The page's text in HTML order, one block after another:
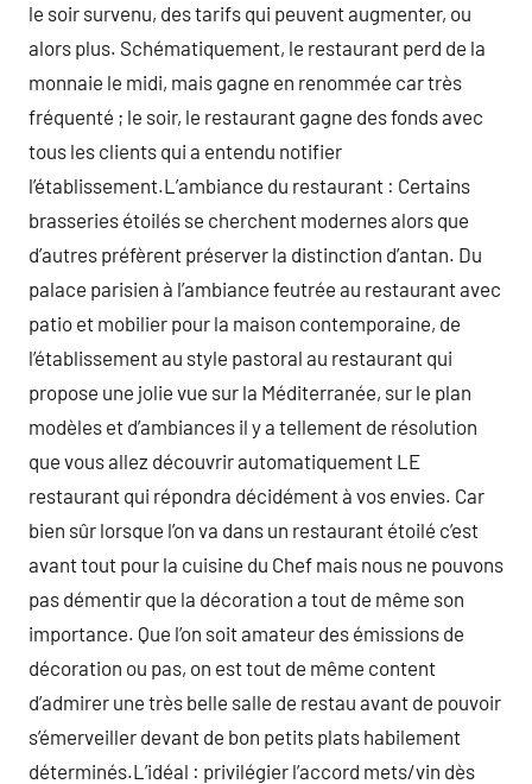
le soir survenu, des tarifs qui peuvent augmenter, ou
alors plus. Schématiquement, le restaurant perd de la
monnaie le midi, mais gagne en renommée car très
fréquenté ; le soir, le restaurant gagne des fonds avec
tous les clients qui a entendu notifier
l’établissement.L’ambiance du restaurant : Certains
brasseries étoilés se cherchent modernes alors que
d’autres préfèrent préserver la distinction d’antan. Du
palace parisien à l’ambiance feutrée au restaurant avec
patio et mobilier pour la maison contemporaine, de
l’établissement au style pastoral au restaurant qui
propose une jolie vue sur la Méditerranée, sur le plan
modèles et d’ambiances il y a tellement de résolution
que vous allez découvrir automatiquement LE
restaurant qui répondra décidément à vos envies. Car
bien sûr lorsque l’on va dans un restaurant étoilé c’est
avant tout pour la cuisine du Chef mais nous ne pouvons
pas démentir que la décoration a tout de même son
importance. Que l’on soit amateur des émissions de
décoration ou pas, on est tout de même content
d’admirer une très belle salle de restau avant de pouvoir
s’émerveiller devant de bon petits plats habilement
déterminés.L’idéal : privilégier l’accord mets/vin dès